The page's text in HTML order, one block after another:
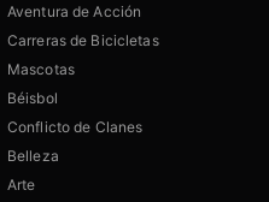
Aventura de Acción
Carreras de Bicicletas
Mascotas
Béisbol
Conflicto de Clanes
Belleza
Arte